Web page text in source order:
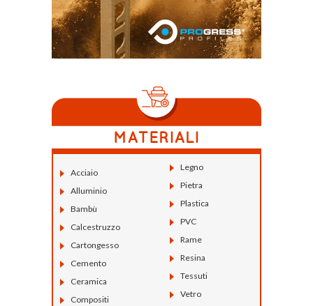
Acciaio
Alluminio
Bambù
Calcestruzzo
Cartongesso
Cemento
Ceramica
Compositi
Legno
Pietra
Plastica
PVC
Rame
Resina
Tessuti
Vetro